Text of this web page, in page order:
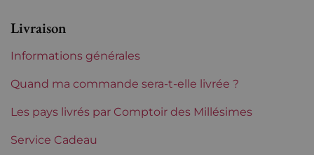
Etiquette Parfaite
Région Bordeaux
Tranche de prix
Livraison
Informations générales
Quand ma commande sera-t-elle livrée ?
Les pays livrés par Comptoir des Millésimes
Service Cadeau